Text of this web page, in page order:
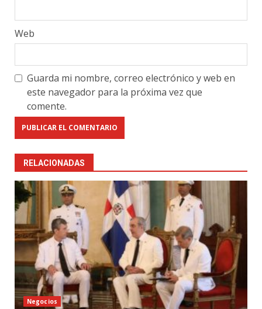
Web
Guarda mi nombre, correo electrónico y web en
este navegador para la próxima vez que
comente.
RELACIONADAS
Negocios